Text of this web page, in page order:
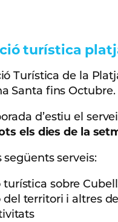
turística
Turística de la
Santa fins Octubre.
d’estiu el
els dies de la
serveis:
sobre
territori i altres